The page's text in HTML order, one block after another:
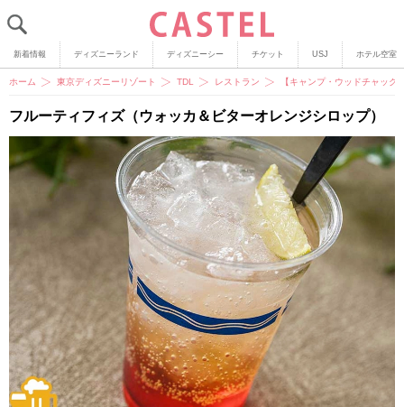
新着情報 ディズニーランド ディズニーシー チケット USJ ホテル空室
ホーム 東京ディズニーリゾート TDL レストラン 【キャンプ・ウッドチャッ
フルーティフィズ（ウォッカ＆ビターオレンジシロップ）